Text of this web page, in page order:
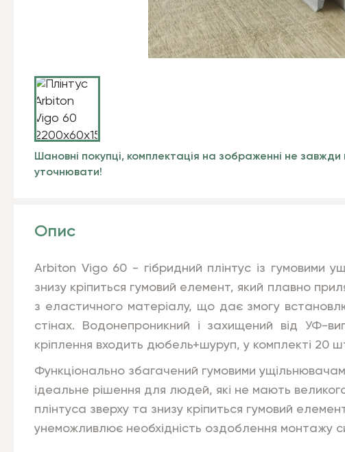
Шановні покупці, комплектація на зображенні не завжди
уточнювати!
Опис
Arbiton Vigo 60 - гібридний плінтус із гумовими
знизу кріпиться гумовий елемент, який плавно
з еластичного матеріалу, що дає змогу
стінах. Водонепроникний і захищений від УФ-
кріплення входить дюбель+шуруп, у комплекті 20
Функціонально збагачений гумовими
ідеальне рішення для людей, які не мають
плінтуса зверху та знизу кріпиться гумовий
унеможливлює необхідність оздоблення монтажу